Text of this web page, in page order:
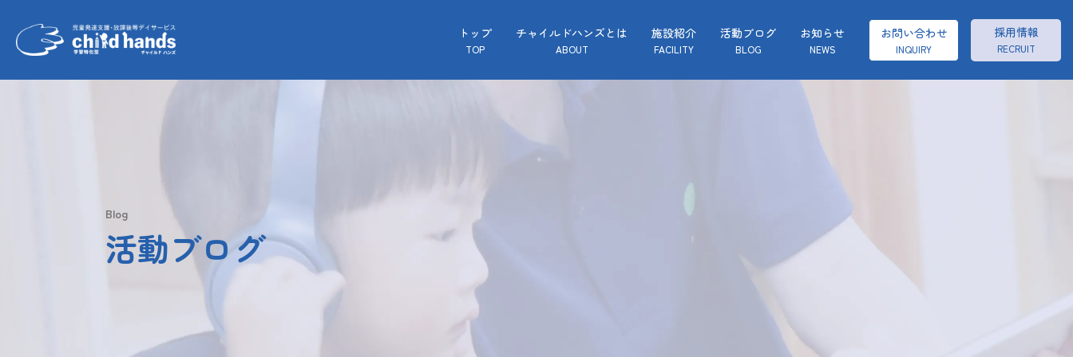
トップ
TOP
チャイルドハンズとは
ABOUT
施設紹介
FACILITY
活動ブログ
BLOG
お知らせ
NEWS
お問い合わせ
INQUIRY
採用情報
RECRUIT
活動ブログ
Blog